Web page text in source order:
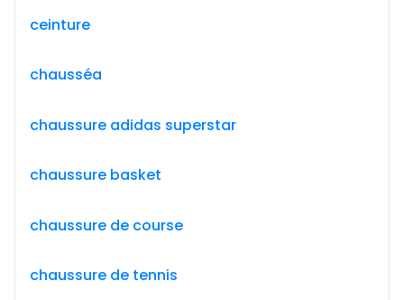
ceinture
chausséa
chaussure adidas superstar
chaussure basket
chaussure de course
chaussure de tennis